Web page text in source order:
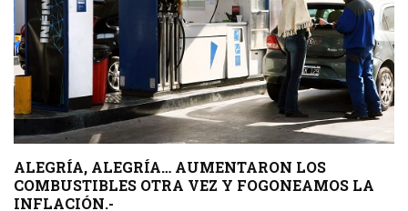
ALEGRÍA, ALEGRÍA… AUMENTARON LOS
COMBUSTIBLES OTRA VEZ Y FOGONEAMOS LA
INFLACIÓN.-